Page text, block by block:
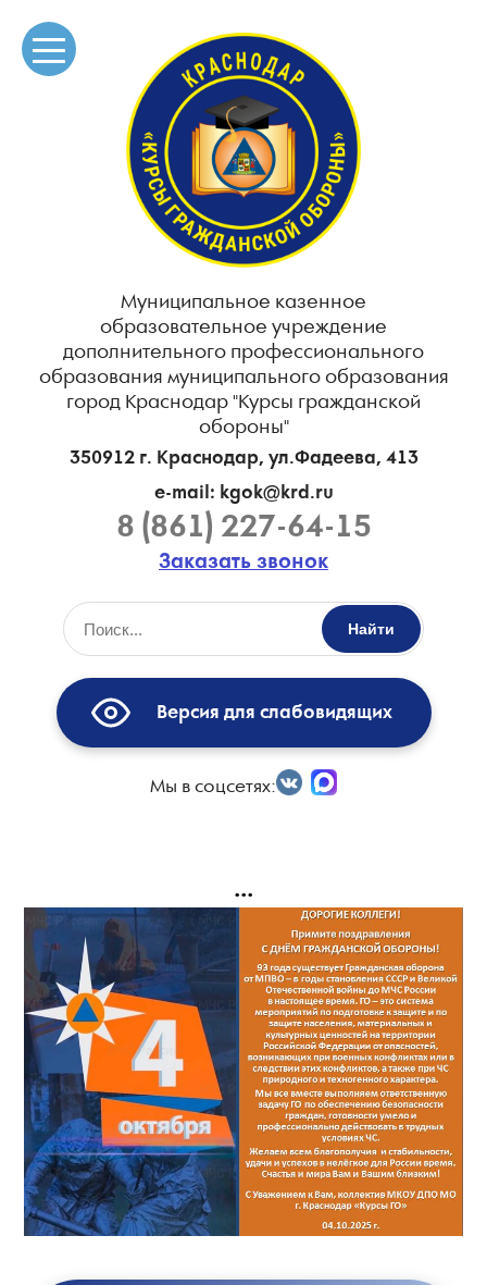
Муниципальное казенное
образовательное учреждение
дополнительного профессионального
образования муниципального образования
город Краснодар "Курсы гражданской
обороны"
350912 г. Краснодар, ул.Фадеева, 413
e-mail: kgok@krd.ru
8 (861) 227-64-15
Заказать звонок
Найти
Версия для слабовидящих
Мы в соцсетях:
...